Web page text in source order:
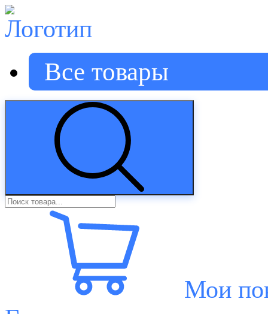
Все товары
Мои